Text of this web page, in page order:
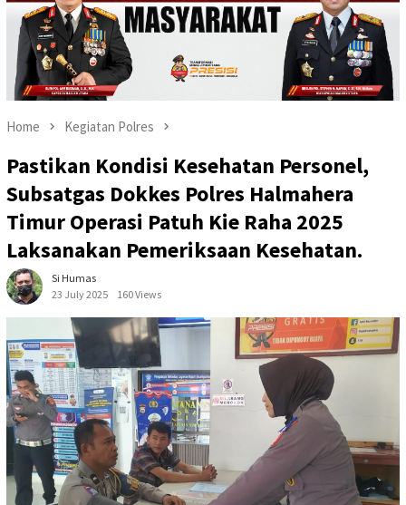
Home Kegiatan Polres
Pastikan Kondisi Kesehatan Personel,
Subsatgas Dokkes Polres Halmahera
Timur Operasi Patuh Kie Raha 2025
Laksanakan Pemeriksaan Kesehatan.
Si Humas
23 July 2025
160 Views